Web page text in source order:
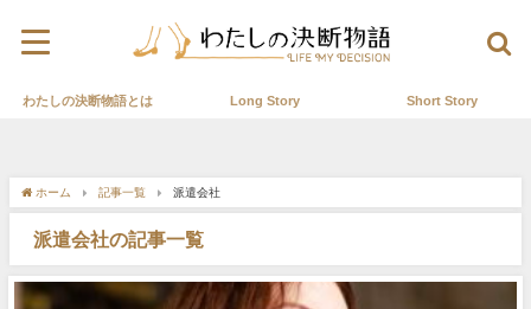
わたしの決断物語とは Long Story Short Story
ホーム 記事一覧 派遣会社
派遣会社の記事一覧